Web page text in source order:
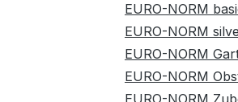
EURO-NORM
EURO-NORM
EURO-NORM
EURO-NORM